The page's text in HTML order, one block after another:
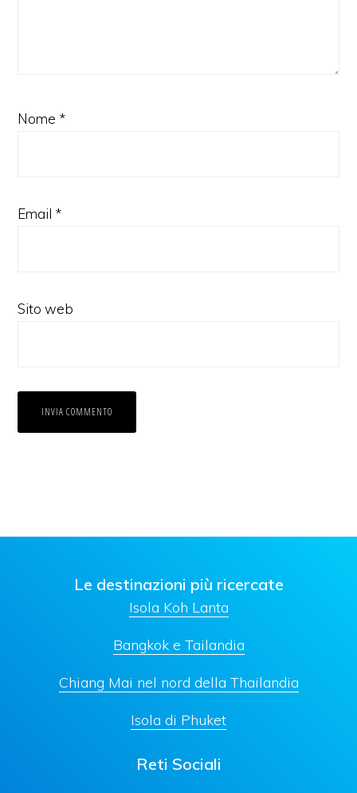
Nome *
Email *
Sito web
Le destinazioni più ricercate
Isola Koh Lanta
Bangkok e Tailandia
Chiang Mai nel nord della Thailandia
Isola di Phuket
Reti Sociali